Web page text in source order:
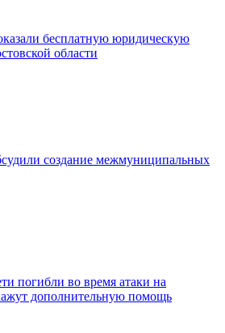
бесплатную юридическую
области
создание межмуниципальных
погибли во время атаки на
дополнительную помощь